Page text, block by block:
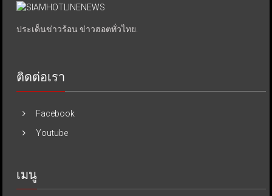
ประเด็นข่าวร้อน ข่าวฮอตทั่วไทย.
ติดต่อเรา
Facebook
Youtube
เมนู